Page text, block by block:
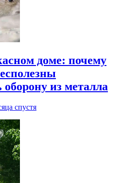
доме: почему
из металла
спустя